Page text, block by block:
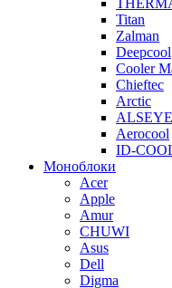
Titan
Zalman
Deepcool
Cooler
Chieftec
Arctic
ALSEYE
Aerocool
ID-
Моноблоки
Acer
Apple
Amur
CHUWI
Asus
Dell
Digma